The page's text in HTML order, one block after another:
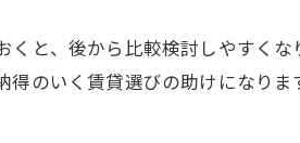
すべきポイントの振り返り
と、後から比較検討しやすくな
のいく賃貸選びの助けになりま